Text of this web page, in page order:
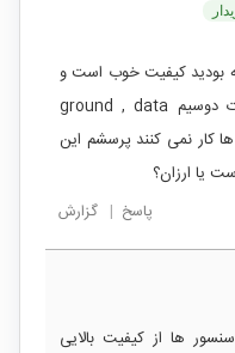
بودید کیفیت خوب است و
واقعی بود؛ من این سنسور را بصورت دوسیم ground , data
کار نمی کنند پرسشم این
یا ارزان؟
پاسخ | گزارش
ها از کیفیت بالایی